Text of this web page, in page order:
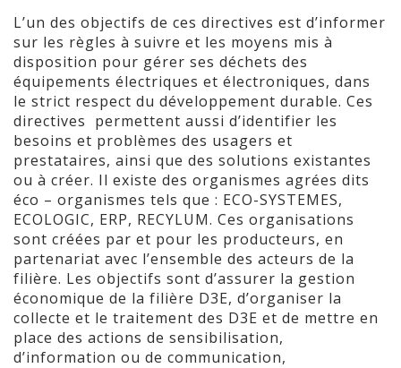
L’un des objectifs de ces directives est d’informer
sur les règles à suivre et les moyens mis à
disposition pour gérer ses déchets des
équipements électriques et électroniques, dans
le strict respect du développement durable. Ces
directives permettent aussi d’identifier les
besoins et problèmes des usagers et
prestataires, ainsi que des solutions existantes
ou à créer. Il existe des organismes agrées dits
éco – organismes tels que : ECO-SYSTEMES,
ECOLOGIC, ERP, RECYLUM. Ces organisations
sont créées par et pour les producteurs, en
partenariat avec l’ensemble des acteurs de la
filière. Les objectifs sont d’assurer la gestion
économique de la filière D3E, d’organiser la
collecte et le traitement des D3E et de mettre en
place des actions de sensibilisation,
d’information ou de communication,